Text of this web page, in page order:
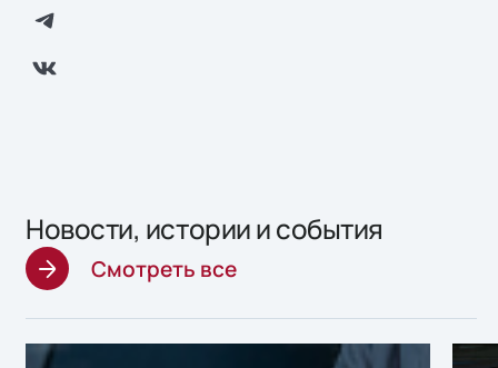
Новости, истории и события
Смотреть все